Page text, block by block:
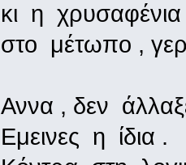
κι η
στο μέτωπο ,
Αννα , δεν
Εμεινες η ίδια .